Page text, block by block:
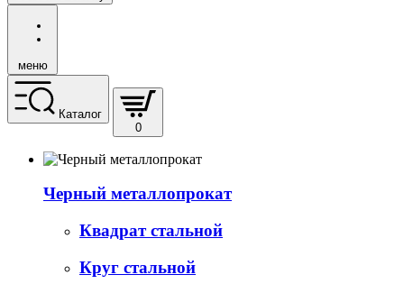
меню
Каталог
0
Черный металлопрокат
Квадрат стальной
Круг стальной